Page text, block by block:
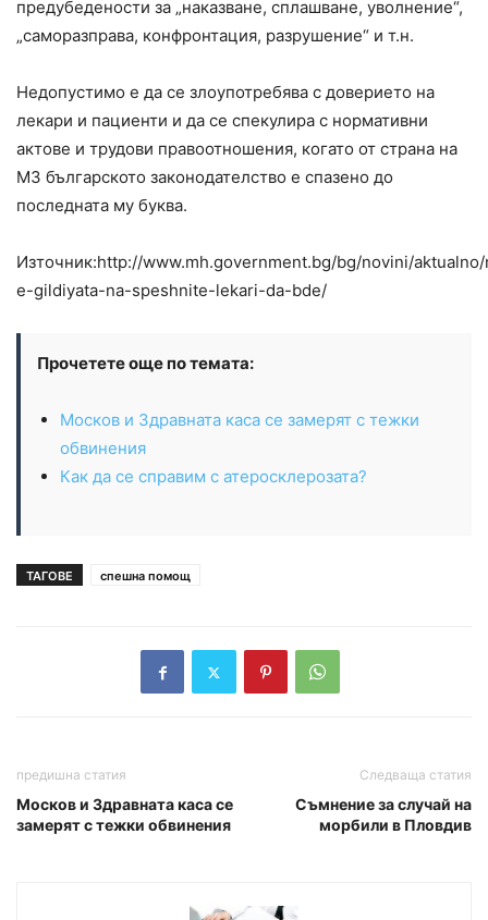
предубедености за „наказване, сплашване, уволнение“,
„саморазправа, конфронтация, разрушение“ и т.н.
Недопустимо е да се злоупотребява с доверието на
лекари и пациенти и да се спекулира с нормативни
актове и трудови правоотношения, когато от страна на
МЗ българското законодателство е спазено до
последната му буква.
Източник:http://www.mh.government.bg/bg/novini/
e-gildiyata-na-speshnite-lekari-da-bde/
Прочетете още по темата:
Москов и Здравната каса се замерят с тежки
обвинения
Как да се справим с атеросклерозата?
ТАГОВЕ спешна помощ
предишна статия
Москов и Здравната каса се
замерят с тежки обвинения
Следваща статия
Съмнение за случай на
морбили в Пловдив